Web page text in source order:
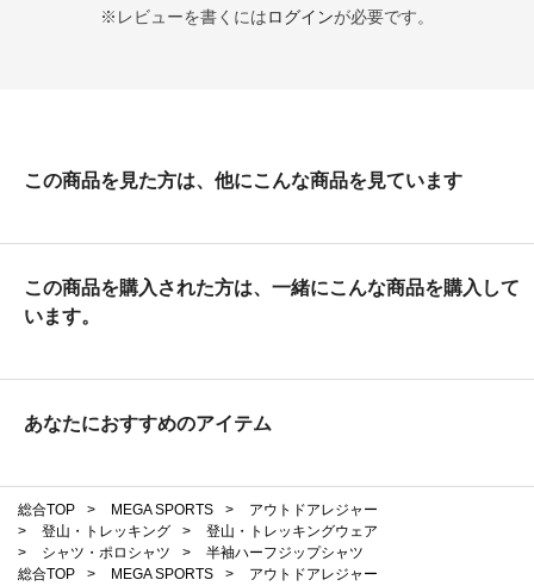
※レビューを書くにはログインが必要です。
この商品を見た方は、他にこんな商品を見ています
この商品を購入された方は、一緒にこんな商品を購入して
います。
あなたにおすすめのアイテム
総合TOP > MEGA SPORTS >
アウトドアレジャー
>
登山・トレッキング >
登山・トレッキングウェア
>
シャツ・ポロシャツ >
半袖ハーフジップシャツ
総合TOP
> MEGA SPORTS >
アウトドアレジャー